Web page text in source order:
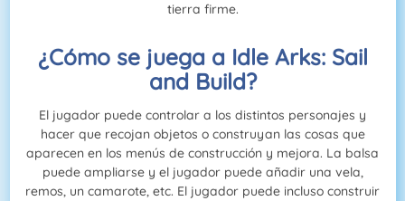
tierra firme.
¿Cómo se juega a Idle Arks: Sail
and Build?
El jugador puede controlar a los distintos personajes y
hacer que recojan objetos o construyan las cosas que
aparecen en los menús de construcción y mejora. La balsa
puede ampliarse y el jugador puede añadir una vela,
remos, un camarote, etc. El jugador puede incluso construir